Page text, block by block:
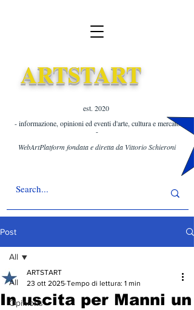
ARTSTART
est. 2020 ​
- informazione, opinioni ed eventi d'arte, cultura e mercato
-
WebArtPlatform fondata e diretta da Vittorio Schieroni
Post
All
Opinions
All
In uscita per Manni un
ARTSTART
23 ott 2025 Tempo di lettura: 1 min